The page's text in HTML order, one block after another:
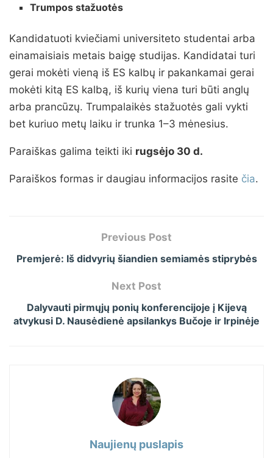
Trumpos stažuotės
Kandidatuoti kviečiami universiteto studentai arba
einamaisiais metais baigę studijas. Kandidatai turi
gerai mokėti vieną iš ES kalbų ir pakankamai gerai
mokėti kitą ES kalbą, iš kurių viena turi būti anglų
arba prancūzų. Trumpalaikės stažuotės gali vykti
bet kuriuo metų laiku ir trunka 1–3 mėnesius.
Paraiškas galima teikti iki rugsėjo 30 d.
Paraiškos formas ir daugiau informacijos rasite čia.
Previous Post
Premjerė: Iš didvyrių šiandien semiamės stiprybės
Next Post
Dalyvauti pirmųjų ponių konferencijoje į Kijevą
atvykusi D. Nausėdienė apsilankys Bučoje ir Irpinėje
Naujienų puslapis